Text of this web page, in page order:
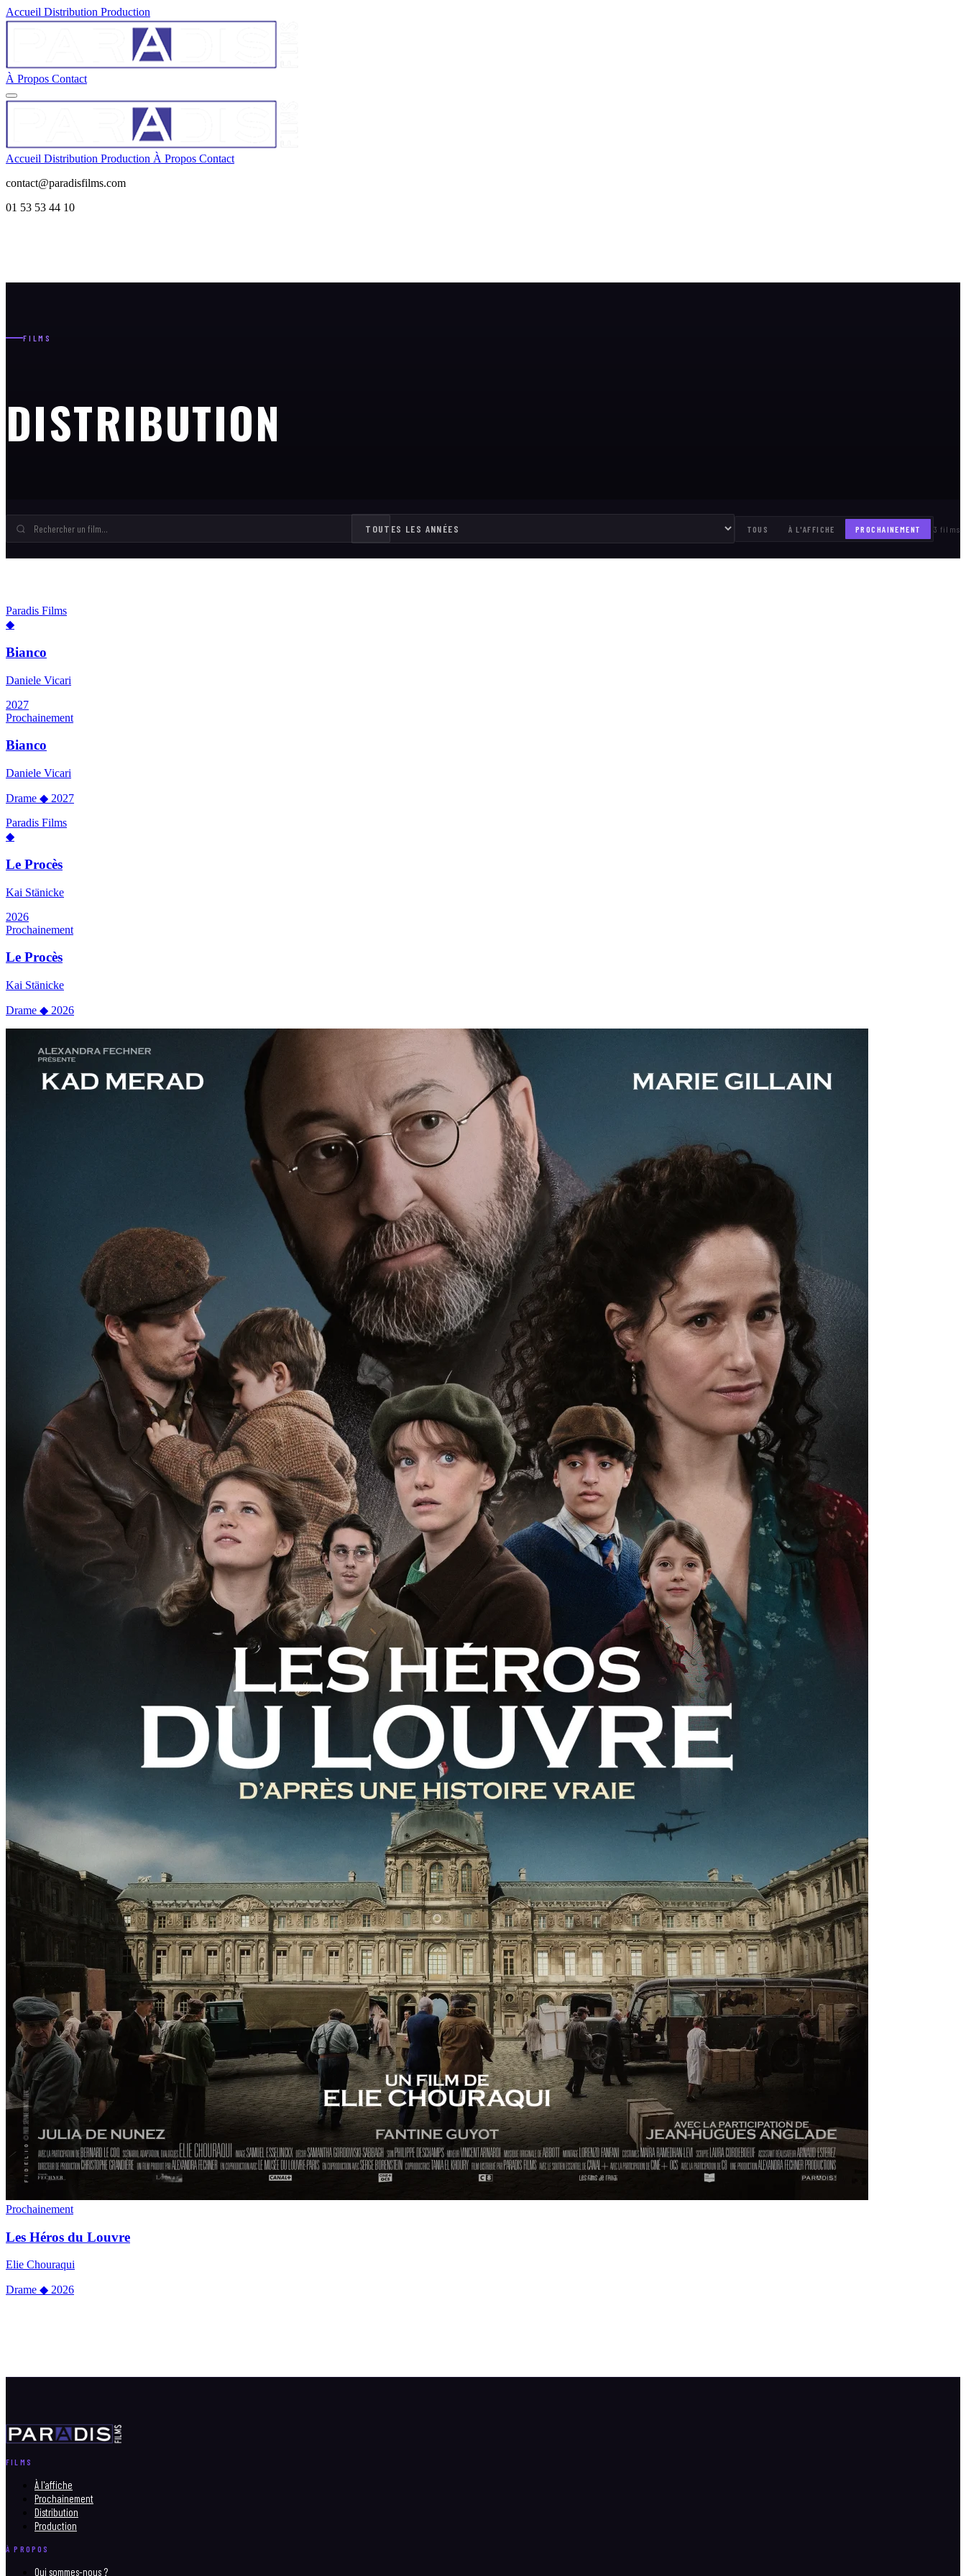
Accueil Distribution Production
À Propos Contact
Accueil Distribution Production À Propos Contact
contact@paradisfilms.com
01 53 53 44 10
FILMS
DISTRIBUTION
TOUS À L'AFFICHE PROCHAINEMENT 3 films
Paradis Films
◆
Bianco
Daniele Vicari
2027
Prochainement
Bianco
Daniele Vicari
Drame ◆ 2027
Paradis Films
◆
Le Procès
Kai Stänicke
2026
Prochainement
Le Procès
Kai Stänicke
Drame ◆ 2026
Prochainement
Les Héros du Louvre
Elie Chouraqui
Drame ◆ 2026
FILMS
À l'affiche
Prochainement
Distribution
Production
À PROPOS
Qui sommes-nous ?